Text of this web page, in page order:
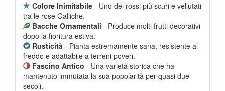
Colore Inimitabile - Uno dei rossi più scuri e vellutati
tra le rose Galliche.
Bacche Ornamentali - Produce molti frutti decorativi
dopo la fioritura estiva.
Rusticità - Pianta estremamente sana, resistente al
freddo e adattabile a terreni poveri.
Fascino Antico - Una varietà storica che ha
mantenuto immutata la sua popolarità per quasi due
secoli.